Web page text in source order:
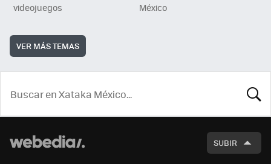
videojuegos
México
VER MÁS TEMAS
SUBIR